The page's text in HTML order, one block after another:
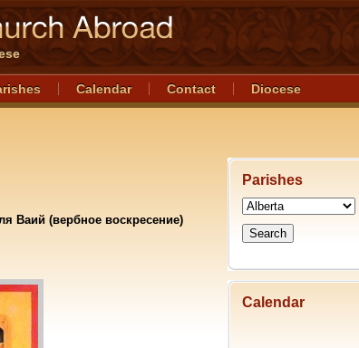
Calendar Contact Diocese
Parishes
Calendar
Ваий (вербное воскресение)